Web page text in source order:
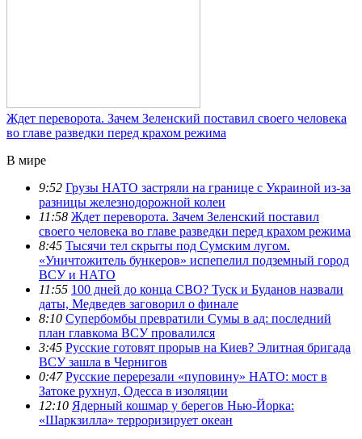
Ждет переворота. Зачем Зеленский поставил своего человека
во главе разведки перед крахом режима
В мире
9:52 Грузы НАТО застряли на границе с Украиной из-за
разницы железнодорожной колеи
11:58 Ждет переворота. Зачем Зеленский поставил
своего человека во главе разведки перед крахом режима
8:45 Тысячи тел скрыты под Сумским лугом.
«Уничтожитель бункеров» испепелил подземный город
ВСУ и НАТО
11:55 100 дней до конца СВО? Туск и Буданов назвали
даты, Медведев заговорил о финале
8:10 Супербомбы превратили Сумы в ад: последний
план главкома ВСУ провалился
3:45 Русские готовят прорыв на Киев? Элитная бригада
ВСУ зашла в Чернигов
0:47 Русские перерезали «пуповину» НАТО: мост в
Затоке рухнул, Одесса в изоляции
12:10 Ядерный кошмар у берегов Нью-Йорка:
«Шаркзилла» терроризирует океан